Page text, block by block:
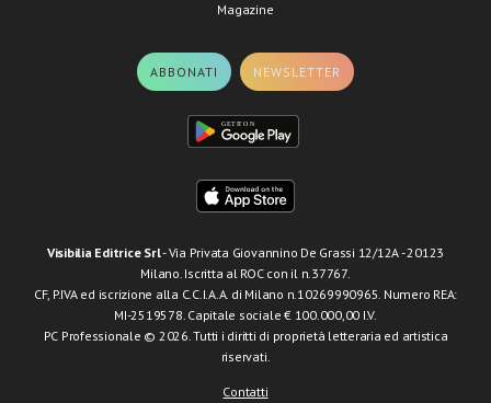
Magazine
ABBONATI NEWSLETTER
Visibilia Editrice Srl- Via Privata Giovannino De Grassi 12/12A - 20123
Milano. Iscritta al ROC con il n.37767.
CF, P.IVA ed iscrizione alla C.C.I.A.A. di Milano n.10269990965. Numero REA:
MI-2519578. Capitale sociale € 100.000,00 I.V.
PC Professionale © 2026. Tutti i diritti di proprietà letteraria ed artistica
riservati.
Contatti